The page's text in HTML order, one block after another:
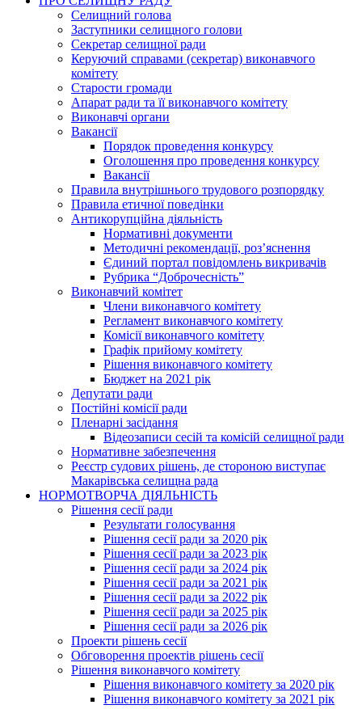
Селищний голова
Заступники селищного голови
Секретар селищної ради
Керуючий справами (секретар) виконавчого
комітету
Старости громади
Апарат ради та її виконавчого комітету
Виконавчі органи
Вакансії
Порядок проведення конкурсу
Оголошення про проведення конкурсу
Вакансії
Правила внутрішнього трудового розпорядку
Правила етичної поведінки
Антикорупційна діяльність
Нормативні документи
Методичні рекомендації, роз’яснення
Єдиний портал повідомлень викривачів
Рубрика “Доброчесність”
Виконавчий комітет
Члени виконавчого комітету
Регламент виконавчого комітету
Комісії виконавчого комітету
Графік прийому комітету
Рішення виконавчого комітету
Бюджет на 2021 рік
Депутати ради
Постійні комісії ради
Пленарні засідання
Відеозаписи сесій та комісій селищної ради
Нормативне забезпечення
Реєстр судових рішень, де стороною виступає
Макарівська селищна рада
НОРМОТВОРЧА ДІЯЛЬНІСТЬ
Рішення сесії ради
Результати голосування
Рішення сесії ради за 2020 рік
Рішення сесії ради за 2023 рік
Рішення сесії ради за 2024 рік
Рішення сесії ради за 2021 рік
Рішення сесії ради за 2022 рік
Рішення сесії ради за 2025 рік
Рішення сесії ради за 2026 рік
Проекти рішень сесії
Обговорення проектів рішень сесії
Рішення виконавчого комітету
Рішення виконавчого комітету за 2020 рік
Рішення виконавчого комітету за 2021 рік